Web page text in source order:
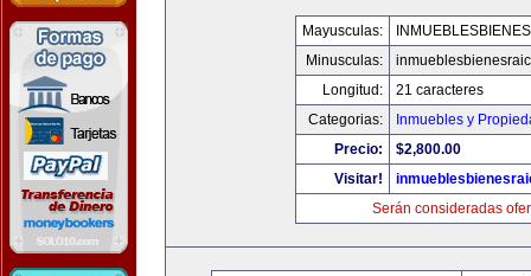
Mayusculas:
Minusculas:
Longitud:
21 caracteres
Categorias:
Inmuebles y
Precio:
$2,800.00
Visitar!
Serán consideradas